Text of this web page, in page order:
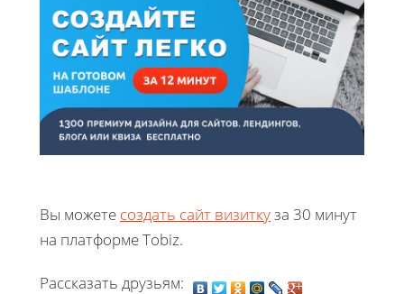
Вы можете создать сайт визиткуза 30 минут
на платформе Tobiz.
Рассказать друзьям: